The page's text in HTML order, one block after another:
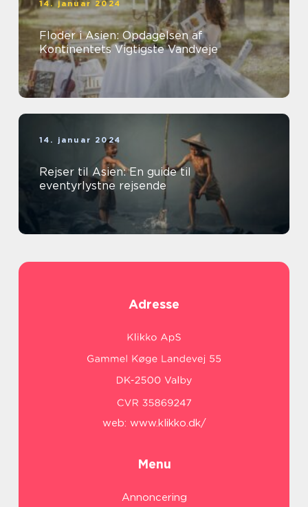
14. januar 2024
Floder i Asien: Opdagelsen af
Kontinentets Vigtigste Vandveje
14. januar 2024
Rejser til Asien: En guide til
eventyrlystne rejsende
Adresse
web: www.klikko.dk/
Menu
Annoncering